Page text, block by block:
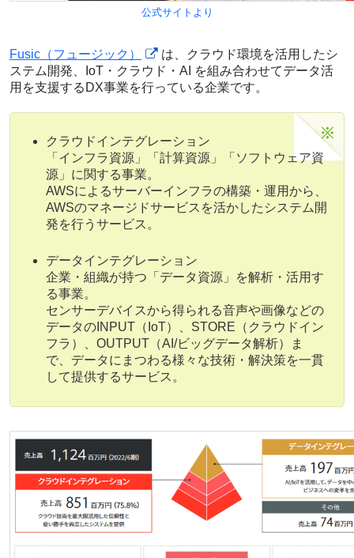
公式サイトより
Fusic（フュージック）
は、クラウド環境を活用したシ
ステム開発、IoT・クラウド・AI を組み合わせてデータ活
用を支援するDX事業を行っている企業です。
クラウドインテグレーション
「インフラ資源」「計算資源」「ソフトウェア資
源」に関する事業。
AWSによるサーバーインフラの構築・運用から、
AWSのマネージドサービスを活かしたシステム開
発を行うサービス。
データインテグレーション
企業・組織が持つ「データ資源」を解析・活用す
る事業。
センサーデバイスから得られる音声や画像などの
データのINPUT（IoT）、STORE（クラウドイン
フラ）、OUTPUT（AI/ビッグデータ解析）ま
で、データにまつわる様々な技術・解決策を一貫
して提供するサービス。